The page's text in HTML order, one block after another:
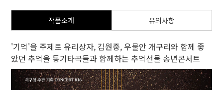
작품소개 유의사항
'기억'을 주제로 유리상자, 김원중, 우물안 개구리와 함께 좋
았던 추억을 통기타곡들과 함께하는 추억선물 송년콘서트